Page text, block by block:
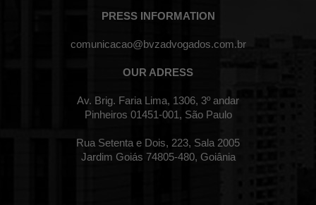
PRESS INFORMATION
comunicacao@bvzadvogados.com.br
OUR ADRESS
Av. Brig. Faria Lima, 1306, 3º andar
Pinheiros 01451-001, São Paulo
Rua Setenta e Dois, 223, Sala 2005
Jardim Goiás 74805-480, Goiânia